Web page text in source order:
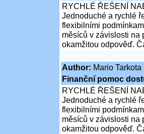
RYCHLÉ ŘEŠENÍ
Jednoduché a rychlé
flexibilními
měsíců v závislosti na
okamžitou odpověď.
Author: Mario Tarkota
Finanční pomoc
RYCHLÉ ŘEŠENÍ
Jednoduché a rychlé
flexibilními
měsíců v závislosti na
okamžitou odpověď.